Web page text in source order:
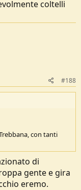
coltelli
#188
con tanti
di
gente e gira
eremo.